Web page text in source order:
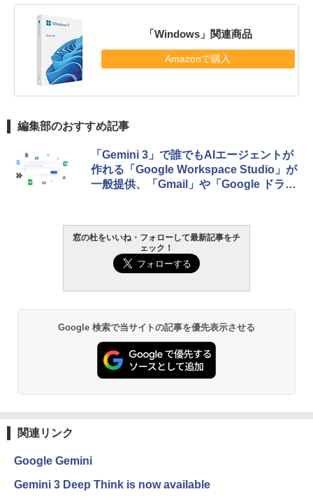
「Windows」関連商品
Amazonで購入
編集部のおすすめ記事
「Gemini 3」で誰でもAIエージェントが
作れる「Google Workspace Studio」が
一般提供、「Gmail」や「Google ドライ
窓の杜をいいね・フォローして最新記事をチ
ェック！
Google 検索で当サイトの記事を優先表示させる
関連リンク
Google Gemini
Gemini 3 Deep Think is now available